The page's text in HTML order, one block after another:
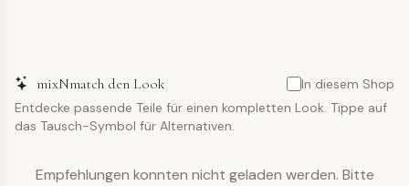
mixNmatch den Look
In diesem Shop
Entdecke passende Teile für einen kompletten Look. Tippe auf
das Tausch-Symbol für Alternativen.
Empfehlungen konnten nicht geladen werden. Bitte